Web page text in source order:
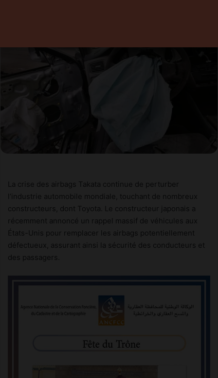
La crise des airbags Takata continue de perturber
l’industrie automobile mondiale, touchant de nombreux
constructeurs, dont Toyota. Le constructeur japonais a
récemment annoncé un rappel massif de véhicules aux
États-Unis pour remplacer les airbags potentiellement
défectueux, assurant ainsi la sécurité des conducteurs et
des passagers.